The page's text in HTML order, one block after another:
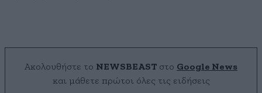
Ακολουθήστε το NEWSBEAST στο Google News
και μάθετε πρώτοι όλες τις ειδήσεις